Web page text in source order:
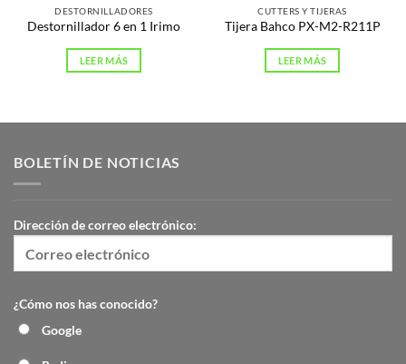
DESTORNILLADORES
Destornillador 6 en 1 Irimo
LEER MÁS
CUTTERS Y TIJERAS
Tijera Bahco PX-M2-R211P
LEER MÁS
BOLETÍN DE NOTICIAS
Dirección de correo electrónico:
¿Cómo nos has conocido?
Google